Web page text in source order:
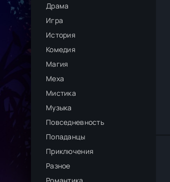
Драма
Игра
История
Комедия
Магия
Меха
Мистика
Музыка
Повседневность
Попаданцы
Приключения
Разное